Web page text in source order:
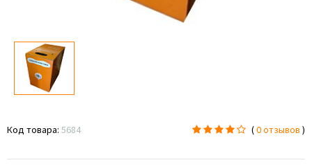
Код товара: 5684 (0 отзывов )